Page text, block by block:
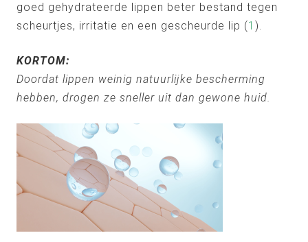
goed gehydrateerde lippen beter bestand tegen
scheurtjes, irritatie en een gescheurde lip (1 ).
KORTOM:
Doordat lippen weinig natuurlijke bescherming
hebben, drogen ze sneller uit dan gewone huid.